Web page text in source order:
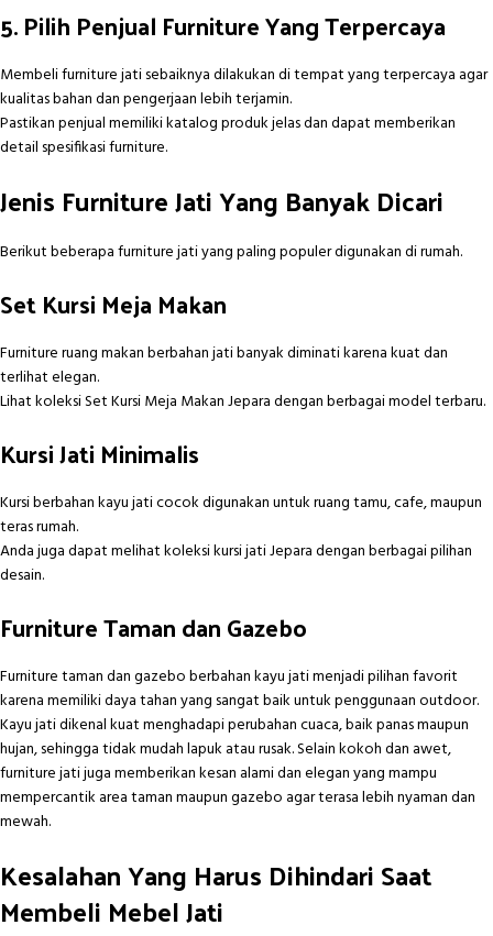
5. Pilih Penjual Furniture Yang Terpercaya
Membeli furniture jati sebaiknya dilakukan di tempat yang terpercaya agar
kualitas bahan dan pengerjaan lebih terjamin.
Pastikan penjual memiliki katalog produk jelas dan dapat memberikan
detail spesifikasi furniture.
Jenis Furniture Jati Yang Banyak Dicari
Berikut beberapa furniture jati yang paling populer digunakan di rumah.
Set Kursi Meja Makan
Furniture ruang makan berbahan jati banyak diminati karena kuat dan
terlihat elegan.
Lihat koleksi Set Kursi Meja Makan Jeparadengan berbagai model terbaru.
Kursi Jati Minimalis
Kursi berbahan kayu jati cocok digunakan untuk ruang tamu, cafe, maupun
teras rumah.
Anda juga dapat melihat koleksikursi jati Jeparadengan berbagai pilihan
desain.
Furniture Taman dan Gazebo
Furniture taman dan gazebo berbahan kayu jati menjadi pilihan favorit
karena memiliki daya tahan yang sangat baik untuk penggunaan outdoor.
Kayu jati dikenal kuat menghadapi perubahan cuaca, baik panas maupun
hujan, sehingga tidak mudah lapuk atau rusak. Selain kokoh dan awet,
furniture jati juga memberikan kesan alami dan elegan yang mampu
mempercantik area taman maupun gazebo agar terasa lebih nyaman dan
mewah.
Kesalahan Yang Harus Dihindari Saat
Membeli Mebel Jati